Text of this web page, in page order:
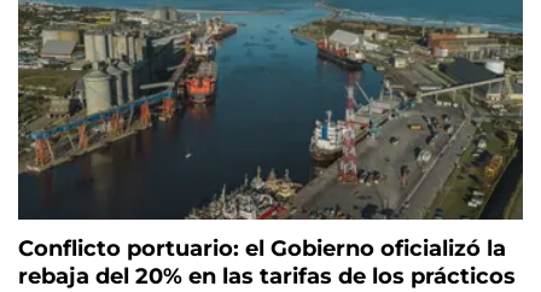
Conflicto portuario: el Gobierno oficializó la
rebaja del 20% en las tarifas de los prácticos